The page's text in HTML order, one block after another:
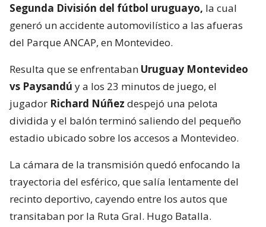
Segunda División del fútbol uruguayo, la cual
generó un accidente automovilístico a las afueras
del Parque ANCAP, en Montevideo.
Resulta que se enfrentaban Uruguay Montevideo
vs Paysandú y a los 23 minutos de juego, el
jugador Richard Núñez despejó una pelota
dividida y el balón terminó saliendo del pequeño
estadio ubicado sobre los accesos a Montevideo.
La cámara de la transmisión quedó enfocando la
trayectoria del esférico, que salía lentamente del
recinto deportivo, cayendo entre los autos que
transitaban por la Ruta Gral. Hugo Batalla.